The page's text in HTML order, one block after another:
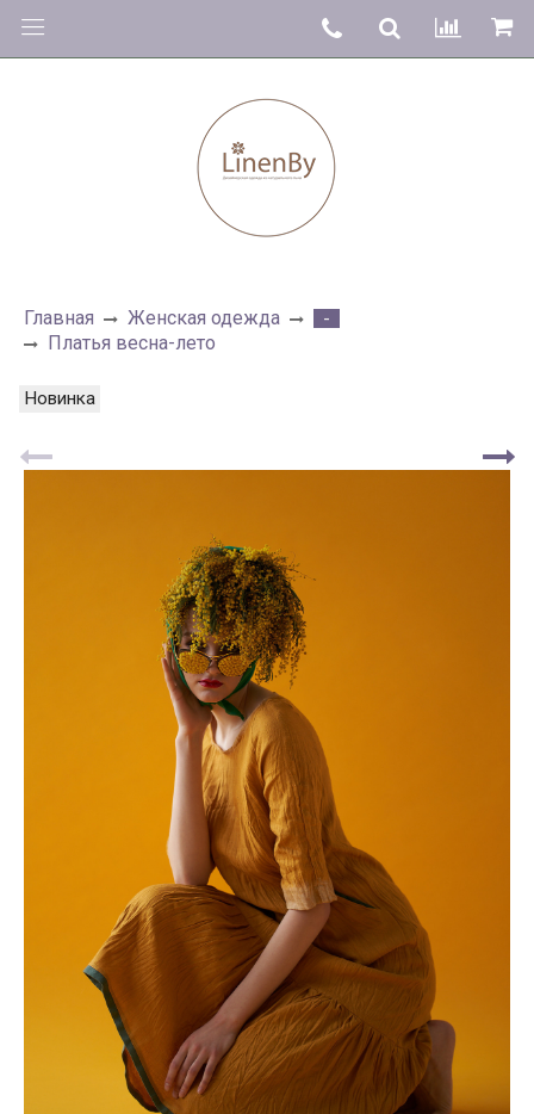
Главная Женская одежда
-
Платья весна-лето
Новинка